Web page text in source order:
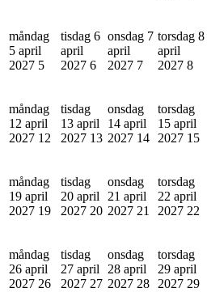
måndag
5 april
2027 5
tisdag 6
april
2027 6
onsdag 7
april
2027 7
torsdag 8
april
2027 8
måndag
12 april
2027 12
tisdag
13 april
2027 13
onsdag
14 april
2027 14
torsdag
15 april
2027 15
måndag
19 april
2027 19
tisdag
20 april
2027 20
onsdag
21 april
2027 21
torsdag
22 april
2027 22
måndag
26 april
2027 26
tisdag
27 april
2027 27
onsdag
28 april
2027 28
torsdag
29 april
2027 29